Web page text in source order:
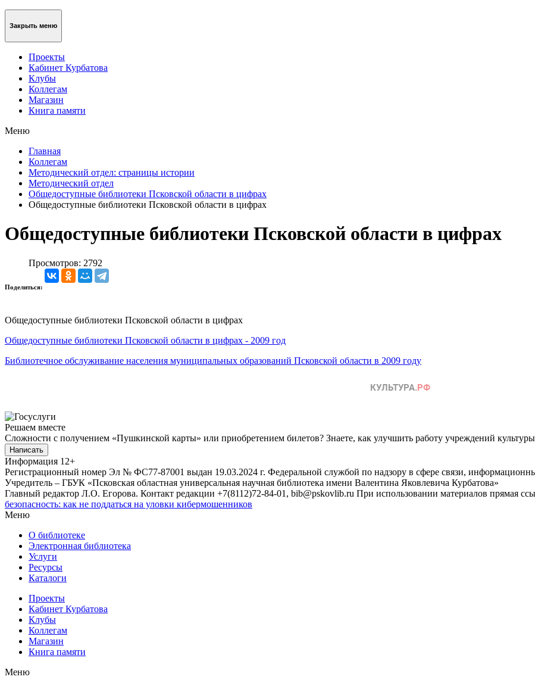
Закрыть меню
Проекты
Кабинет Курбатова
Клубы
Коллегам
Магазин
Книга памяти
Меню
Главная
Коллегам
Методический отдел: страницы истории
Методический отдел
Общедоступные библиотеки Псковской области в цифрах
Общедоступные библиотеки Псковской области в цифрах
Общедоступные библиотеки Псковской области в цифрах
Просмотров: 2792
Поделиться:
Общедоступные библиотеки Псковской области в цифрах
Общедоступные библиотеки Псковской области в цифрах - 2009 год
Библиотечное обслуживание населения муниципальных образований Псковской области в 2009 году
Решаем вместе
Сложности с получением «Пушкинской карты» или приобретением билетов? Знаете, как улучшить работу учреждений
Написать
Информация 12+
Регистрационный номер Эл № ФС77-87001 выдан 19.03.2024 г. Федеральной службой по надзору в сфере связи,
Учредитель – ГБУК «Псковская областная универсальная научная библиотека имени Валентина Яковлевича Курбатова»
Главный редактор Л.О. Егорова. Контакт редакции +7(8112)72-84-01, bib@pskovlib.ru При использовании материалов прямая
безопасность: как не поддаться на уловки кибермошенников
Меню
О библиотеке
Электронная библиотека
Услуги
Ресурсы
Каталоги
Проекты
Кабинет Курбатова
Клубы
Коллегам
Магазин
Книга памяти
Меню